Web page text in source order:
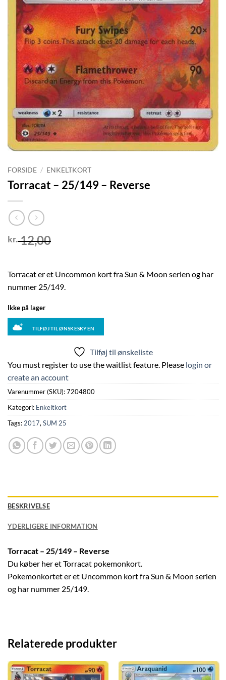
FORSIDE / ENKELTKORT
Torracat – 25/149 – Reverse
kr.12,00
Torracat er et Uncommon kort fra Sun & Moon serien og har
nummer 25/149.
Ikke på lager
TILFØJ TIL ØNSKESKYEN
Tilføj til ønskeliste
You must register to use the waitlist feature. Please login or
create an account
Varenummer (SKU):7204800
Kategori: Enkeltkort
Tags:2017,SUM 25
BESKRIVELSE
YDERLIGERE INFORMATION
Torracat – 25/149 – Reverse
Du køber her et Torracat pokemonkort.
Pokemonkortet er et Uncommon kort fra Sun & Moon serien
og har nummer 25/149.
Relaterede produkter